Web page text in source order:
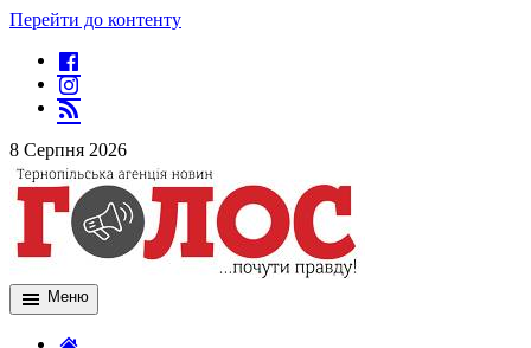
Перейти до контенту
8 Серпня 2026
Меню